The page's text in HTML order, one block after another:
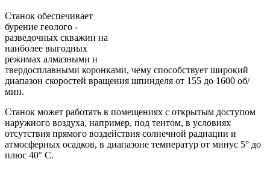
Станок обеспечивает
бурение геолого -
разведочных скважин на
наиболее выгодных
режимах алмазными и
твердосплавными коронками, чему способствует широкий
диапазон скоростей вращения шпинделя от 155 до 1600 об/
мин.
Станок может работать в помещениях с открытым доступом
наружного воздуха, например, под тентом, в условиях
отсутствия прямого воздействия солнечной радиации и
атмосферных осадков, в диапазоне температур от минус 5° до
плюс 40° С.